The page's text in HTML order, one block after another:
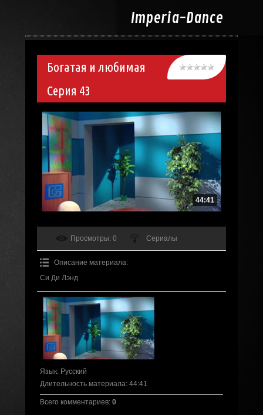
Imperia-Dance
Богатая и любимая
Серия 43
44:41
Просмотры: 0 Сериалы
Описание материала:
Си Ди Лэнд
Язык: Русский
Длительность материала: 44:41
Всего комментариев: 0